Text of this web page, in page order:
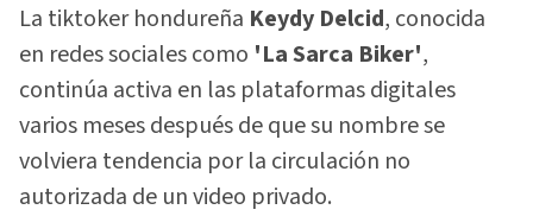
La tiktoker hondureña Keydy Delcid, conocida
en redes sociales como 'La Sarca Biker',
continúa activa en las plataformas digitales
varios meses después de que su nombre se
volviera tendencia por la circulación no
autorizada de un video privado.